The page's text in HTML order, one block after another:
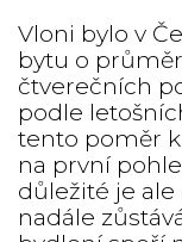
Vloni bylo v
bytu o
čtverečních
podle
tento poměr
na první
důležité je
nadále